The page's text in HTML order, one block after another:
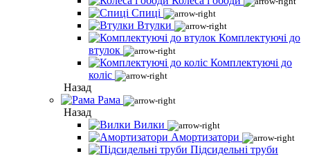
Спиці
Втулки
Комплектуючі до
втулок
Комплектуючі до
коліс
Назад
Рама
Назад
Вилки
Амортизатори
Підсидельні труби